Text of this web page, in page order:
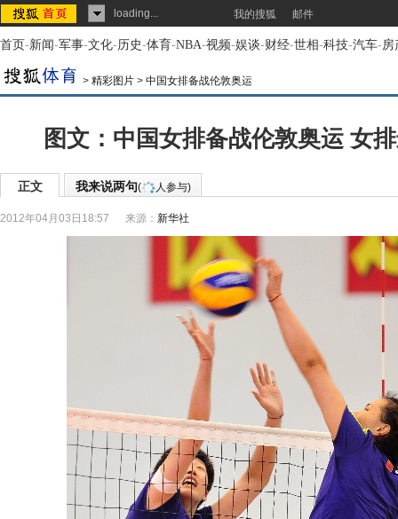
loading... 我的搜狐 邮件
首页-新闻-军事-文化-历史-体育-NBA-视频-娱谈-财经-世相-科技-汽车-房
> 精彩图片 > 中国女排备战伦敦奥运
图文：中国女排备战伦敦奥运 女
正文 我来说两句( 人参与)
2012年04月03日18:57 来源： 新华社